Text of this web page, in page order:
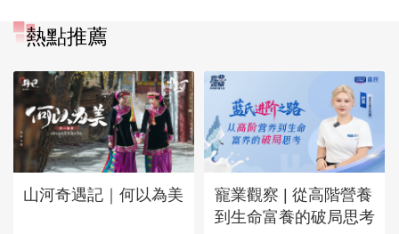
熱點推薦
山河奇遇記｜何以為美
寵業觀察 | 從高階營養
到生命富養的破局思考